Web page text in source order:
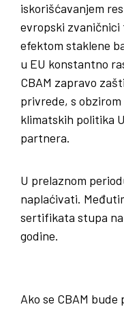
iskorišćavanjem
evropski zvaničnici
efektom staklene
u EU konstantno
CBAM zapravo
privrede, s
klimatskih politika
partnera.
U prelaznom
naplaćivati.
sertifikata stupa
godine.
Ako se CBAM